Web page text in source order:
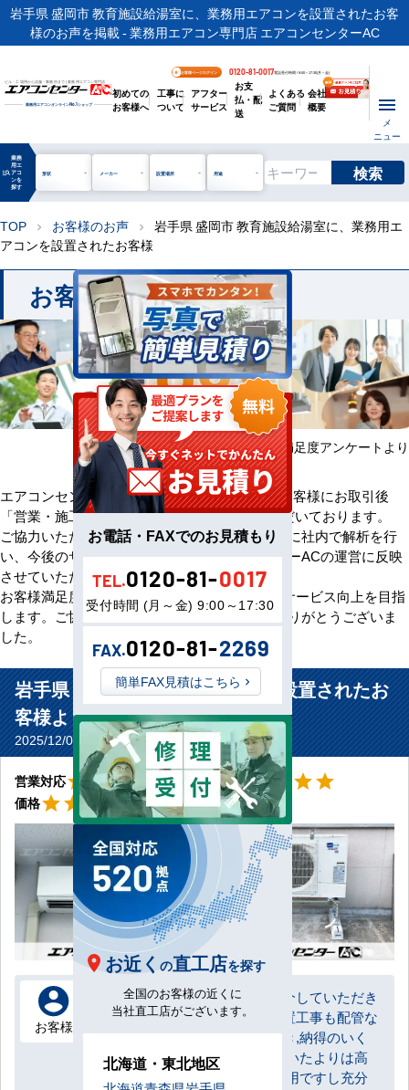
岩手県 盛岡市 教育施設給湯室に、業務用エアコンを設置されたお客
様のお声を掲載 - 業務用エアコン専門店 エアコンセンターAC
ビル・工場用から店舗・事務所まで | 業務用エアコン専門店
業務用エアコンオンラインNo.1ショップ
お客様ページログイン 0120-81-0017電話受付時間 / 9:00～17:30(月～金)
初めての
お客様へ
工事に
ついて
アフター
サービス
お支
払・配
送
よくある
ご質問
会社
概要
メ
ニュー
manage_search
業務
用エ
アコ
ンを
探す
形状 メーカー 設置場所 用途 検索
TOP chevron_right お客様のお声 chevron_right
岩手県 盛岡市 教育施設給湯室に、業務用エ
アコンを設置されたお客様
お客様のお声
2025年08月～2026年07月 お客様満足度アンケートより
エアコンセンターACをご利用いただきましたお客様にお取引後
「営業・施工・価格」の3方面から評価をいただいております。
ご協力いただいたアンケート評価・ご意見を元に社内で解析を行
い、今後のサービス向上のためエアコンセンターACの運営に反映
させていただきます。
お客様満足度100％の評価をいただけるよう、サービス向上を目指
します。ご協力いただきましたお客様、誠にありがとうございま
した。
岩手県 盛岡市 教育施設給湯室に設置されたお
客様より
2025/12/01(Mon) No.11435
営業対応 星5
star starstarstar star 工事対応 星5
starstarstar starstar
価格 星5
starstarstarstarstar
お客様
当方の希望に沿った機種を紹介していただき
ありがとうございました。設置工事も配管な
どしっかり打ち合わせいただき,納得のいく
施工でした。工事費も,思っていたよりは高
額の部分もありましたが,業務用ですし充分
お電話・FAXでのお見積もり
TEL.0120-81-0017
受付時間 (月～金) 9:00～17:30
FAX.0120-81-2269
簡単FAX見積はこちら
お近く の直工店を探す
全国のお客様の近くに
当社直工店がございます。
北海道・東北地区